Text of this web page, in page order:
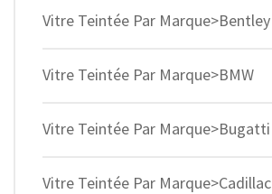
Vitre Teintée Par Marque>Bentley
Vitre Teintée Par Marque>BMW
Vitre Teintée Par Marque>Bugatti
Vitre Teintée Par Marque>Cadillac